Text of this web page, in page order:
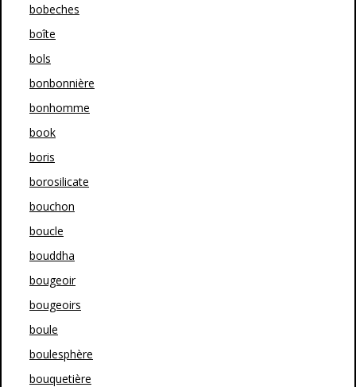
bobeches
boîte
bols
bonbonnière
bonhomme
book
boris
borosilicate
bouchon
boucle
bouddha
bougeoir
bougeoirs
boule
boulesphère
bouquetière